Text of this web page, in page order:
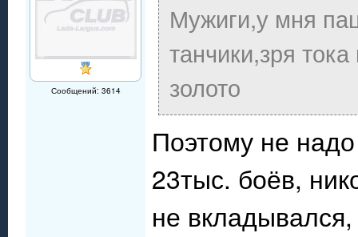
Сообщений: 3614
Мужиги,у мня
танчики,зря
золото
Поэтому не
23тыс. боёв,
не